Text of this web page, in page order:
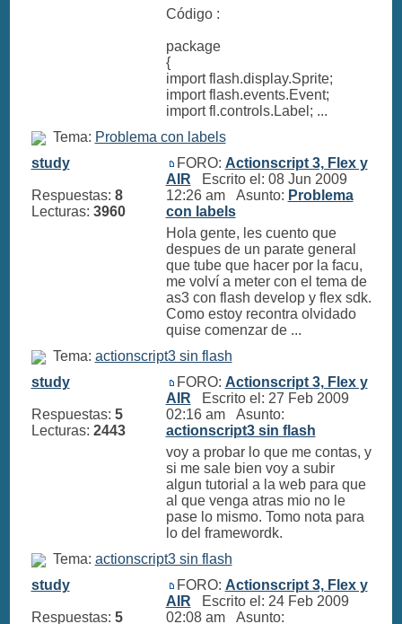
Código :
package
{
import flash.display.Sprite;
import flash.events.Event;
import fl.controls.Label; ...
Tema: Problema con labels
study
Respuestas: 8
Lecturas: 3960
FORO: Actionscript 3, Flex y
AIR Escrito el: 08 Jun 2009
12:26 am Asunto: Problema
con labels
Hola gente, les cuento que
despues de un parate general
que tube que hacer por la facu,
me volví a meter con el tema de
as3 con flash develop y flex sdk.
Como estoy recontra olvidado
quise comenzar de ...
Tema: actionscript3 sin flash
study
Respuestas: 5
Lecturas: 2443
FORO: Actionscript 3, Flex y
AIR Escrito el: 27 Feb 2009
02:16 am Asunto:
actionscript3 sin flash
voy a probar lo que me contas, y
si me sale bien voy a subir
algun tutorial a la web para que
al que venga atras mio no le
pase lo mismo. Tomo nota para
lo del framewordk.
Tema: actionscript3 sin flash
study
Respuestas: 5
FORO: Actionscript 3, Flex y
AIR Escrito el: 24 Feb 2009
02:08 am Asunto: